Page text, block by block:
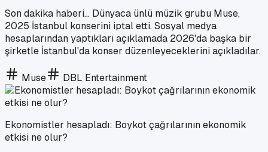
Son dakika haberi... Dünyaca ünlü müzik grubu Muse,
2025 İstanbul konserini iptal etti. Sosyal medya
hesaplarından yaptıkları açıklamada 2026'da başka bir
şirketle İstanbul'da konser düzenleyeceklerini açıkladılar.
Muse DBL Entertainment
Ekonomistler hesapladı: Boykot çağrılarının ekonomik
etkisi ne olur?